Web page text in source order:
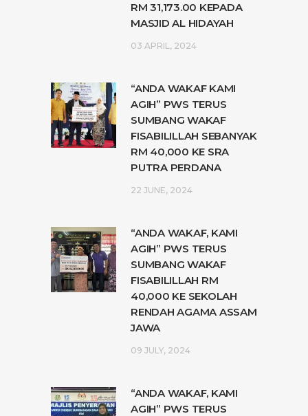
RM 31,173.00 KEPADA
MASJID AL HIDAYAH
03 APRIL, 2024
“ANDA WAKAF KAMI
AGIH” PWS TERUS
SUMBANG WAKAF
FISABILILLAH SEBANYAK
RM 40,000 KE SRA
PUTRA PERDANA
22 JUNE, 2024
“ANDA WAKAF, KAMI
AGIH” PWS TERUS
SUMBANG WAKAF
FISABILILLAH RM
40,000 KE SEKOLAH
RENDAH AGAMA ASSAM
JAWA
09 JULY, 2024
“ANDA WAKAF, KAMI
AGIH” PWS TERUS